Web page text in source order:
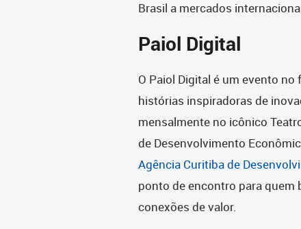
Brasil a mercados
Paiol Digital
O Paiol Digital é um evento
histórias inspiradoras de
mensalmente no icônico
de Desenvolvimento
Agência Curitiba de
ponto de encontro para quem
conexões de valor.